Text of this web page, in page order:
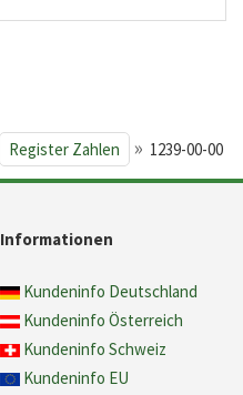
Register Zahlen » 1239-00-00
Informationen
Kundeninfo Deutschland
Kundeninfo Österreich
Kundeninfo Schweiz
Kundeninfo EU